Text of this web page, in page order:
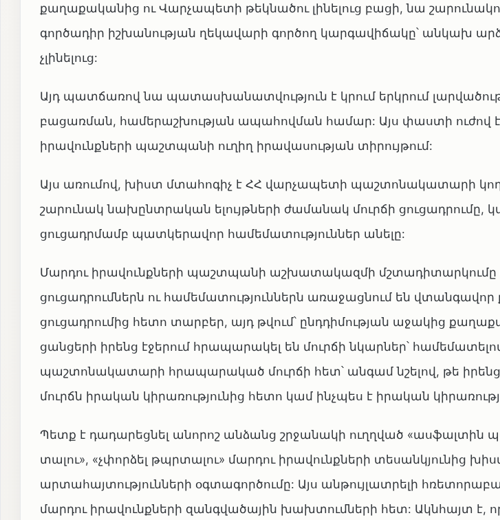
քաղաքականից ու Վարչապետի թեկնածու լինելուց բացի, նա
գործադիր իշխանության ղեկավարի գործող կարգավիճակը՝ անկախ
չլինելուց:
Այդ պատճառով նա պատասխանատվություն է կրում երկրում
բացառման, համերաշխության ապահովման համար: Այս փաստի ուժով
իրավունքների պաշտպանի ուղիղ իրավասության տիրույթում:
Այս առումով, խիստ մտահոգիչ է ՀՀ վարչապետի պաշտոնակատարի
շարունակ նախընտրական ելույթների ժամանակ մուրճի ցուցադրումը,
ցուցադրմամբ պատկերավոր համեմատություններ անելը:
Մարդու իրավունքների պաշտպանի աշխատակազմի մշտադիտարկումը
ցուցադրումներն ու համեմատություններն առաջացնում են վտանգավոր
ցուցադրումից հետո տարբեր, այդ թվում՝ ընդդիմության աջակից
ցանցերի իրենց էջերում հրապարակել են մուրճի նկարներ՝
պաշտոնակատարի հրապարակած մուրճի հետ՝ անգամ նշելով, թե
մուրճն իրական կիրառությունից հետո կամ ինչպես է իրական
Պետք է դադարեցնել անորոշ անձանց շրջանակի ուղղված «ասֆալտին
տալու», «չփորձել թպրտալու» մարդու իրավունքների տեսանկյունից
արտահայտությունների օգտագործումը: Այս անթույլատրելի
մարդու իրավունքների զանգվածային խախտումների հետ: Ակնհայտ է,